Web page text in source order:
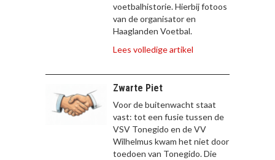
voetbalhistorie. Hierbij fotoos
van de organisator en
Haaglanden Voetbal.
Lees volledige artikel
Zwarte Piet
Voor de buitenwacht staat
vast: tot een fusie tussen de
VSV Tonegido en de VV
Wilhelmus kwam het niet door
toedoen van Tonegido. Die